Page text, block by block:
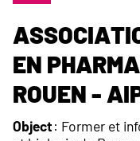
en
Rouen -
Object: Former et